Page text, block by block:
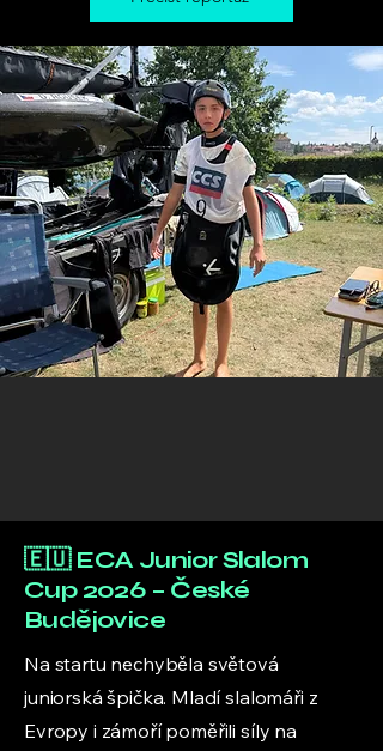
🇪🇺 ECA Junior Slalom
Cup 2026 – České
Budějovice
Na startu nechyběla světová
juniorská špička. Mladí slalomáři z
Evropy i zámoří poměřili síly na